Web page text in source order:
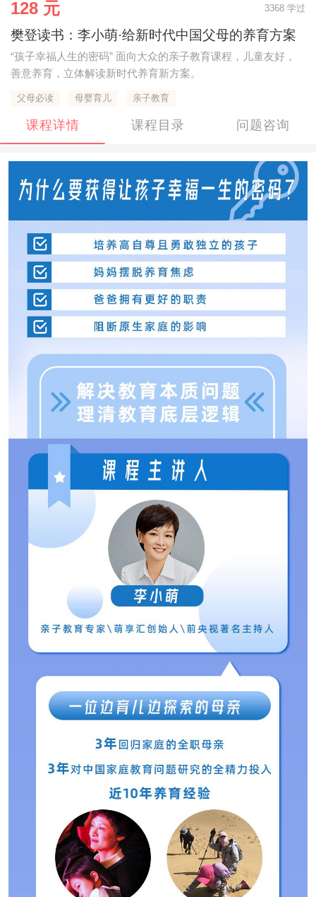
128 元 3368 学过
樊登读书：李小萌·给新时代中国父母的养育方案
“孩子幸福人生的密码” 面向大众的亲子教育课程，儿童友好，
善意养育，立体解读新时代养育新方案。
父母必读 母婴育儿 亲子教育
课程详情 课程目录 问题咨询